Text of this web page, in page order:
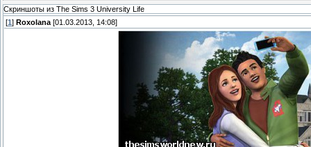
Скриншоты из The Sims 3 University Life
[1 ] Roxolana [01.03.2013, 14:08]